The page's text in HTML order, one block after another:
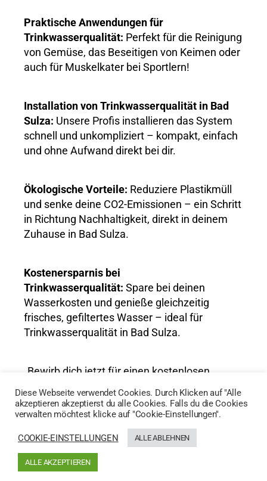
Praktische Anwendungen für
Trinkwasserqualität: Perfekt für die Reinigung
von Gemüse, das Beseitigen von Keimen oder
auch für Muskelkater bei Sportlern!
Installation von Trinkwasserqualität in Bad
Sulza: Unsere Profis installieren das System
schnell und unkompliziert – kompakt, einfach
und ohne Aufwand direkt bei dir.
Ökologische Vorteile: Reduziere Plastikmüll
und senke deine CO2-Emissionen – ein Schritt
in Richtung Nachhaltigkeit, direkt in deinem
Zuhause in Bad Sulza.
Kostenersparnis bei
Trinkwasserqualität: Spare bei deinen
Wasserkosten und genieße gleichzeitig
frisches, gefiltertes Wasser – ideal für
Trinkwasserqualität in Bad Sulza.
„Bewirb dich jetzt für einen kostenlosen
Wassertest und entdecke die Vorteile von
AktivWasser für Trinkwasserqualität in Bad
Sulza!“
HIER GEHTS ZUM WASSERTEST
Diese Webseite verwendet Cookies. Durch Klicken auf "Alle
akzeptieren akzeptierst du alle Cookies. Falls du die Cookies
verwalten möchtest klicke auf "Cookie-Einstellungen".
COOKIE-EINSTELLUNGEN ALLE ABLEHNEN
ALLE AKZEPTIEREN